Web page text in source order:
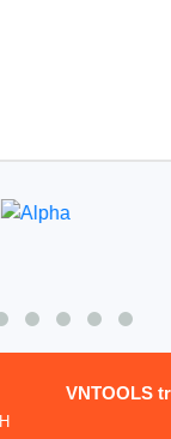
VNTOOLS